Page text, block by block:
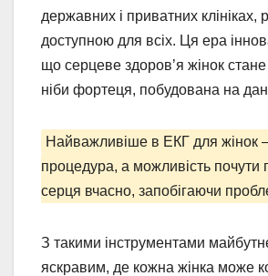
державних і приватних клініках,
доступною для всіх. Ця ера
що серцеве здоров’я жінок
ніби фортеця, побудована на
Найважливіше в ЕКГ для жінок
процедура, а можливість почути
серця вчасно, запобігаючи
З такими інструментами
яскравим, де кожна жінка може